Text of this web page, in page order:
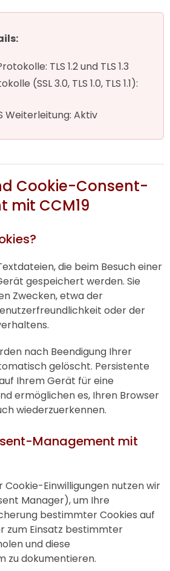
TLS 1.2 und TLS 1.3
(SSL 3.0, TLS 1.0, TLS 1.1):
Weiterleitung: Aktiv
Cookie-Consent-
mit CCM19
die beim Besuch einer
gespeichert werden. Sie
Zwecken, etwa der
oder der
nach Beendigung Ihrer
gelöscht. Persistente
Ihrem Gerät für eine
ermöglichen es, Ihren Browser
wiederzuerkennen.
Management mit
Cookie-Einwilligungen nutzen wir
Manager), um Ihre
bestimmter Cookies auf
zum Einsatz bestimmter
und diese
zu dokumentieren.